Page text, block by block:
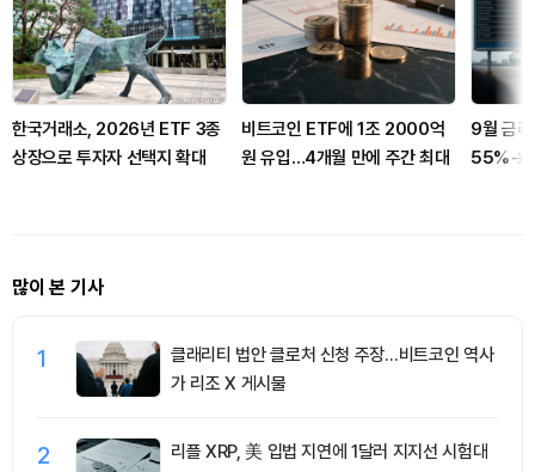
한국거래소, 2026년 ETF 3종
상장으로 투자자 선택지 확대
비트코인 ETF에 1조 2000억
원 유입…4개월 만에 주간 최대
9월 금
많이 본 기사
1
클래리티 법안 클로처 신청 주장…비트코인 역사
가 리조 X 게시물
2 리플 XRP, 美 입법 지연에 1달러 지지선 시험대